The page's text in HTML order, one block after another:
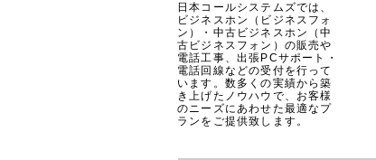
日本コールシステムズでは、
ビジネスホン（ビジネスフォ
ン）・中古ビジネスホン（中
古ビジネスフォン）の販売や
電話工事、出張PCサポート・
電話回線などの受付を行って
います。数多くの実績から築
き上げたノウハウで、お客様
のニーズにあわせた最適なプ
ランをご提供致します。